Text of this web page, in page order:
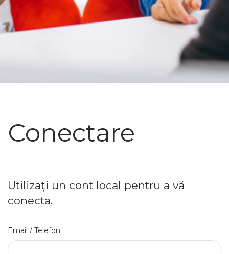
Conectare
Utilizați un cont local pentru a vă
conecta.
Email / Telefon